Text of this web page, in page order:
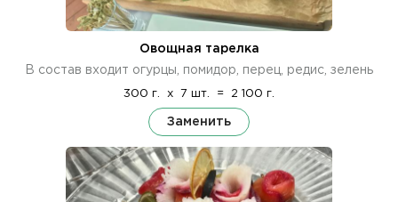
Овощная тарелка
В состав входит огурцы, помидор, перец, редис, зелень
300 г. x 7 шт. = 2 100 г.
Заменить